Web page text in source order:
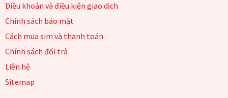
Điều khoản và điều kiện giao dịch
Chính sách bảo mật
Cách mua sim và thanh toán
Chính sách đổi trả
Liên hệ
Sitemap